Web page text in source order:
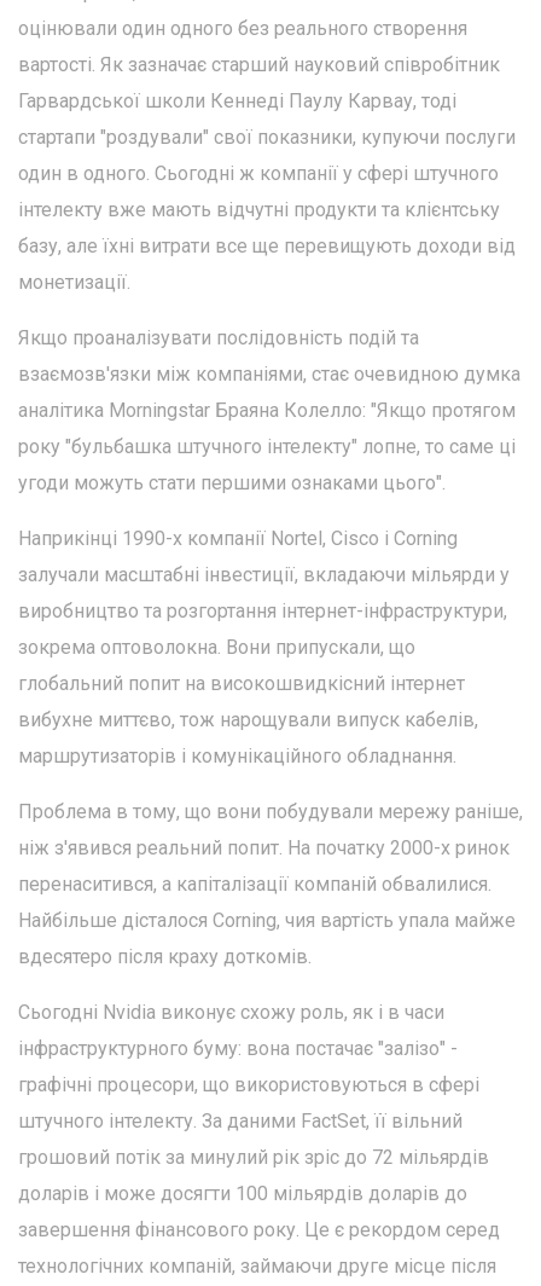
оцінювали один одного без реального створення
вартості. Як зазначає старший науковий співробітник
Гарвардської школи Кеннеді Паулу Карвау, тоді
стартапи "роздували" свої показники, купуючи послуги
один в одного. Сьогодні ж компанії у сфері штучного
інтелекту вже мають відчутні продукти та клієнтську
базу, але їхні витрати все ще перевищують доходи від
монетизації.
Якщо проаналізувати послідовність подій та
взаємозв'язки між компаніями, стає очевидною думка
аналітика Morningstar Браяна Колелло: "Якщо протягом
року "бульбашка штучного інтелекту" лопне, то саме ці
угоди можуть стати першими ознаками цього".
Наприкінці 1990-х компанії Nortel, Cisco і Corning
залучали масштабні інвестиції, вкладаючи мільярди у
виробництво та розгортання інтернет-інфраструктури,
зокрема оптоволокна. Вони припускали, що
глобальний попит на високошвидкісний інтернет
вибухне миттєво, тож нарощували випуск кабелів,
маршрутизаторів і комунікаційного обладнання.
Проблема в тому, що вони побудували мережу раніше,
ніж з'явився реальний попит. На початку 2000-х ринок
перенаситився, а капіталізації компаній обвалилися.
Найбільше дісталося Corning, чия вартість упала майже
вдесятеро після краху доткомів.
Сьогодні Nvidia виконує схожу роль, як і в часи
інфраструктурного буму: вона постачає "залізо" -
графічні процесори, що використовуються в сфері
штучного інтелекту. За даними FactSet, її вільний
грошовий потік за минулий рік зріс до 72 мільярдів
доларів і може досягти 100 мільярдів доларів до
завершення фінансового року. Це є рекордом серед
технологічних компаній, займаючи друге місце після